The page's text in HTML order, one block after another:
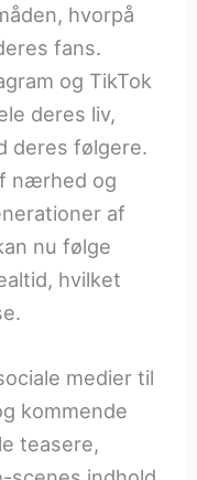
hvorpå
fans.
og TikTok
deres liv,
deres følgere.
nærhed og
af
nu følge
hvilket
medier til
kommende
teasere,